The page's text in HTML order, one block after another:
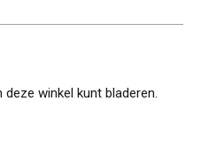
winkel kunt bladeren.